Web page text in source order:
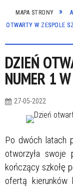
MAPA STRONY
OTWARTY W ZESPOLE
DZIEŃ
NUMER 1
27-05-2022
Po dwóch latach
otworzyła swoje
kończący szkołę
ofertą kierunków